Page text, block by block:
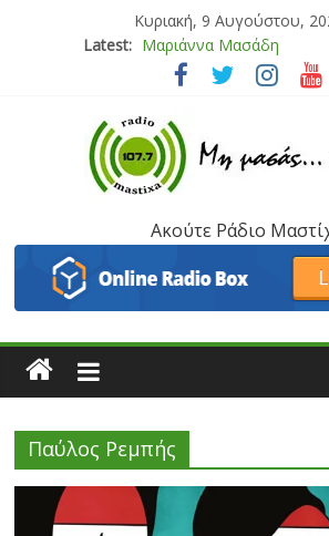
Κυριακή, 9 Αυγούστου,
Latest: Μαριάννα Μασάδη
Τάνια Μπρεάζου
Μάνος Τρυπιάς & Γιώργος
Ιορδάνης Αγαπητός
Ακούτε Ράδιο
Παύλος Ρεμπής